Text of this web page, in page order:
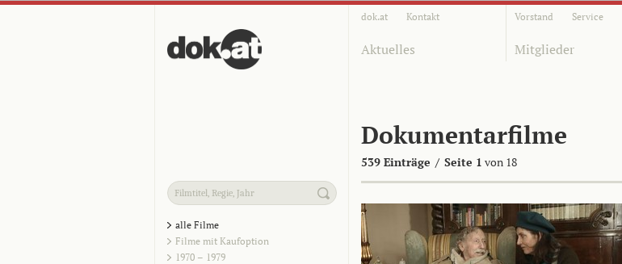
dok.at Kontakt Vorstand Service
Aktuelles Mitglieder
Dokumentarfilme
539 Einträge / Seite 1 von 18
alle Filme
Filme mit Kaufoption
1970 – 1979